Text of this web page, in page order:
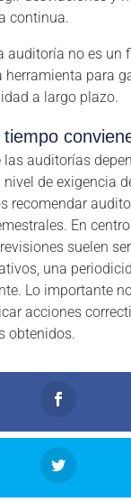
continua.
auditoría no es un
herramienta para
a largo plazo.
las auditorías
de exigencia
recomendar
En
suelen
una
Lo importante
acciones
obtenidos.